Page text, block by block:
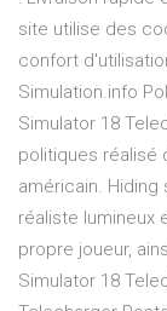
site utilise des
confort
Simulation.info
Simulator 18
politiques réalisé
américain. Hiding
réaliste lumineux
propre joueur,
Simulator 18